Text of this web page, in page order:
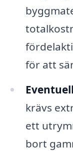
för att
krävs
ett
bort